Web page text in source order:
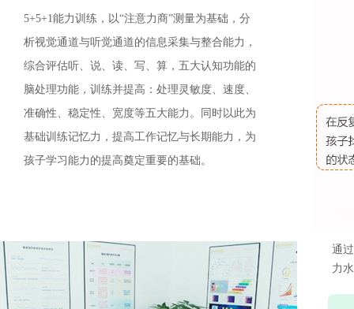
5+5+1能力训练，以“注意力商”测量为基础，分
析视觉通道与听觉通道的信息采集与整合能力，
综合评估听、说、读、写、算，五大认知功能的
脑处理功能，训练并提高：处理灵敏度、速度、
准确性、稳定性、宽度等五大能力。同时以此为
基础训练记忆力，提高工作记忆与长期能力，为
孩子学习能力的提高奠定重要的基础。
通
力